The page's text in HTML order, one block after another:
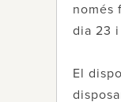
només
dia 23 i
El